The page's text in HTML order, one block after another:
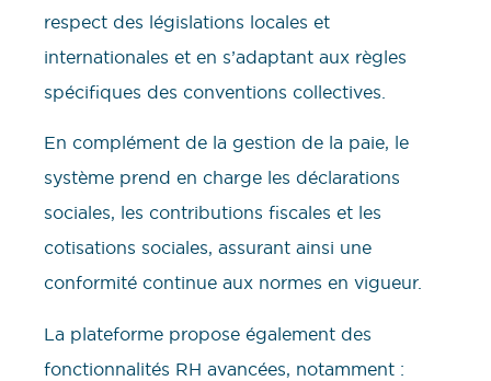
respect des législations locales et
internationales et en s’adaptant aux règles
spécifiques des conventions collectives.
En complément de la gestion de la paie, le
système prend en charge les déclarations
sociales, les contributions fiscales et les
cotisations sociales, assurant ainsi une
conformité continue aux normes en vigueur.
La plateforme propose également des
fonctionnalités RH avancées, notamment :